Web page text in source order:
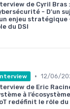
de Cyril Bras :
- D'un
enjeu stratégique
du DSI
• 12/06/
de Eric
à
redéfinit le rôle du